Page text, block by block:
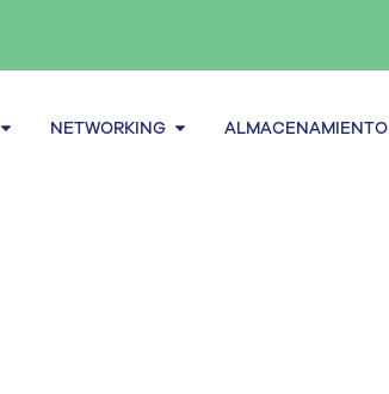
Abrir Servidores
NETWORKING Abrir Networking
ALMACENAMIENTO